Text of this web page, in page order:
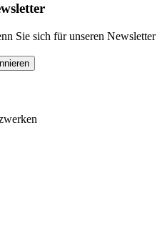
Sie sich für unseren Newsletter